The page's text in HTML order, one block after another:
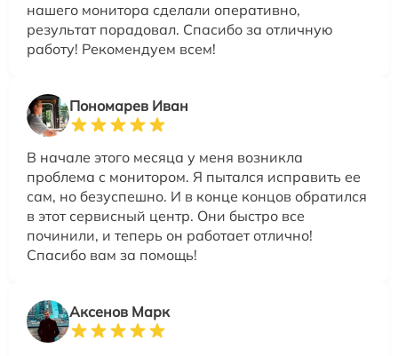
нашего монитора сделали оперативно,
результат порадовал. Спасибо за отличную
работу! Рекомендуем всем!
Пономарев Иван
В начале этого месяца у меня возникла
проблема с монитором. Я пытался исправить ее
сам, но безуспешно. И в конце концов обратился
в этот сервисный центр. Они быстро все
починили, и теперь он работает отлично!
Спасибо вам за помощь!
Аксенов Марк